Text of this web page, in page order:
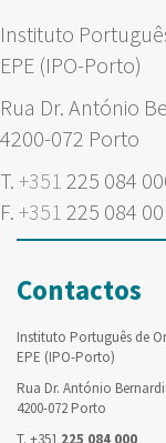
Instituto
EPE (IPO-Porto)
Rua Dr. António
4200-072 Porto
T. +351 225 084
F. +351 225 084
Contactos
Instituto Português de
EPE (IPO-Porto)
Rua Dr. António
4200-072 Porto
T. +351 225 084 000